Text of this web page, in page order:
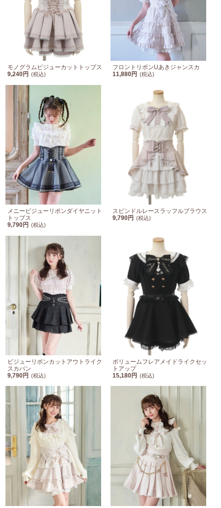
モノグラムビジューカットトップス
9,240円
(税込)
フロントリボンUあきジャンスカ
11,880円 (税込)
メニービジューリボンダイヤニット
トップス
9,790円 (税込)
スピンドルレースラッフルブラウス
9,790円 (税込)
ビジューリボンカットアウトライク
スカパン
9,790円 (税込)
ボリュームフレアメイドライクセッ
トアップ
15,180円 (税込)